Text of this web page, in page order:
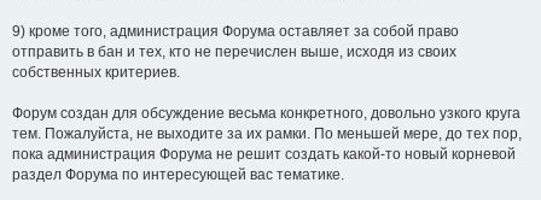
9) кроме того, администрация Форума оставляет за собой право
отправить в бан и тех, кто не перечислен выше, исходя из своих
собственных критериев.
Форум создан для обсуждение весьма конкретного, довольно узкого круга
тем. Пожалуйста, не выходите за их рамки. По меньшей мере, до тех пор,
пока администрация Форума не решит создать какой-то новый корневой
раздел Форума по интересующей вас тематике.